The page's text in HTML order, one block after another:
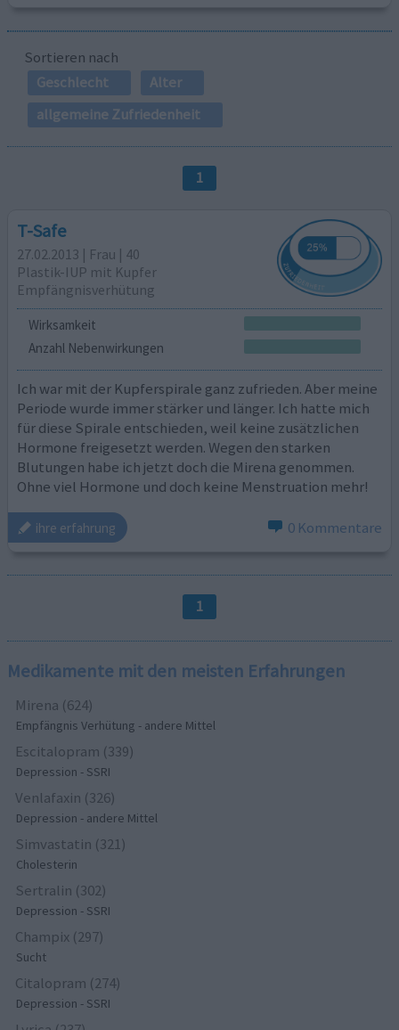
Sortieren nach
Geschlecht
Alter
allgemeine Zufriedenheit
1
T-Safe
27.02.2013 | Frau | 40
Plastik-IUP mit Kupfer
Empfängnisverhütung
Wirksamkeit
Anzahl Nebenwirkungen
Ich war mit der Kupferspirale ganz zufrieden. Aber meine
Periode wurde immer stärker und länger. Ich hatte mich
für diese Spirale entschieden, weil keine zusätzlichen
Hormone freigesetzt werden. Wegen den starken
Blutungen habe ich jetzt doch die Mirena genommen.
Ohne viel Hormone und doch keine Menstruation mehr!
ihre erfahrung 0 Kommentare
1
Medikamente mit den meisten Erfahrungen
Mirena (624)
Empfängnis Verhütung - andere Mittel
Escitalopram (339)
Depression - SSRI
Venlafaxin (326)
Depression - andere Mittel
Simvastatin (321)
Cholesterin
Sertralin (302)
Depression - SSRI
Champix (297)
Sucht
Citalopram (274)
Depression - SSRI